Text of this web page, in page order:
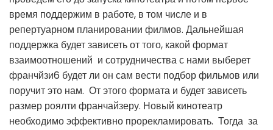
время поддержим в работе, в том числе и в
репертуарном планировании филмов. Дальнейшая
поддержка будет зависеть от того, какой формат
взаимоотношений и сотрудничества с нами выберет
франчйзи6 будет ли он сам вести подбор фильмов или
поручит это нам. От этого формата и будет зависеть
размер роялти франчайзеру. Новый кинотеатр
необходимо эффективно прорекламировать. Тогда за